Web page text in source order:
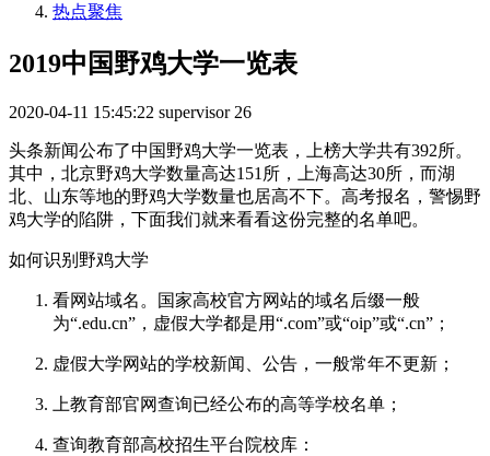
热点聚焦
2019中国野鸡大学一览表
2020-04-11 15:45:22 supervisor 26
头条新闻公布了中国野鸡大学一览表，上榜大学共有392所。
其中，北京野鸡大学数量高达151所，上海高达30所，而湖
北、山东等地的野鸡大学数量也居高不下。高考报名，警惕野
鸡大学的陷阱，下面我们就来看看这份完整的名单吧。
如何识别野鸡大学
看网站域名。国家高校官方网站的域名后缀一般
为“.edu.cn”，虚假大学都是用“.com”或“oip”或“.cn”；
虚假大学网站的学校新闻、公告，一般常年不更新；
上教育部官网查询已经公布的高等学校名单；
查询教育部高校招生平台院校库：